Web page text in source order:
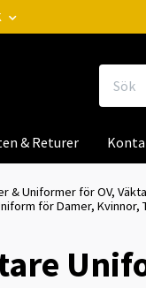
& Returer
& Uniformer för OV,
för Damer, Kvinnor,